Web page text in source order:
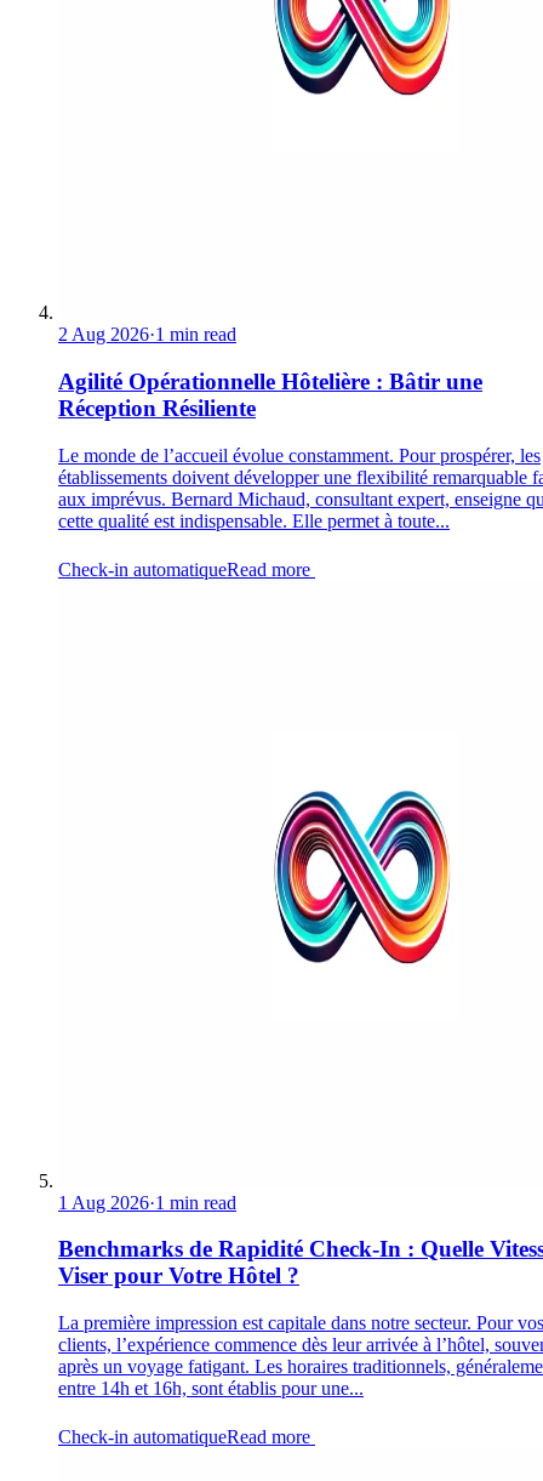
2 Aug 2026·1 min read
Agilité Opérationnelle Hôtelière : Bâtir une
Réception Résiliente
Le monde de l’accueil évolue constamment. Pour prospérer, les
établissements doivent développer une flexibilité remarquable
aux imprévus. Bernard Michaud, consultant expert, enseigne
cette qualité est indispensable. Elle permet à toute...
Check-in automatiqueRead more
1 Aug 2026·1 min read
Benchmarks de Rapidité Check-In : Quelle
Viser pour Votre Hôtel ?
La première impression est capitale dans notre secteur. Pour vos
clients, l’expérience commence dès leur arrivée à l’hôtel,
après un voyage fatigant. Les horaires traditionnels,
entre 14h et 16h, sont établis pour une...
Check-in automatiqueRead more